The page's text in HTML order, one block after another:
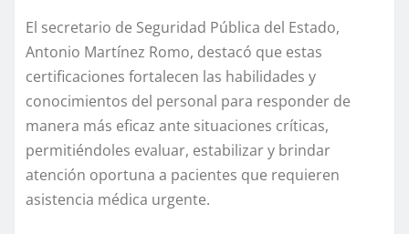
El secretario de Seguridad Pública del Estado,
Antonio Martínez Romo, destacó que estas
certificaciones fortalecen las habilidades y
conocimientos del personal para responder de
manera más eficaz ante situaciones críticas,
permitiéndoles evaluar, estabilizar y brindar
atención oportuna a pacientes que requieren
asistencia médica urgente.